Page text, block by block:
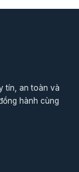
tín, an toàn và
hành cùng